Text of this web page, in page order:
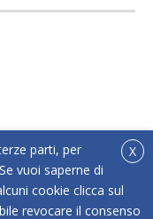
liquido adatto
X
parti, per
vuoi saperne di
cookie clicca sul
revocare il consenso